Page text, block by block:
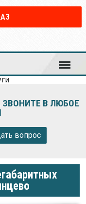
Меню
В ЛЮБОЕ
вопрос